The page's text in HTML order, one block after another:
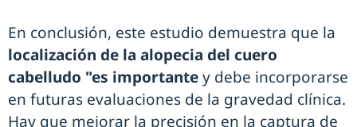
En conclusión, este estudio demuestra que la
localización de la alopecia del cuero
cabelludo "es importantey debe incorporarse
en futuras evaluaciones de la gravedad clínica.
Hay que mejorar la precisión en la captura de